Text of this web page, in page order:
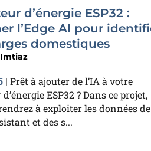
d’énergie ESP32 :
l’Edge AI pour
domestiques
| Prêt à ajouter de l’IA à votre
ESP32 ? Dans ce projet,
à exploiter les données de
et des s...